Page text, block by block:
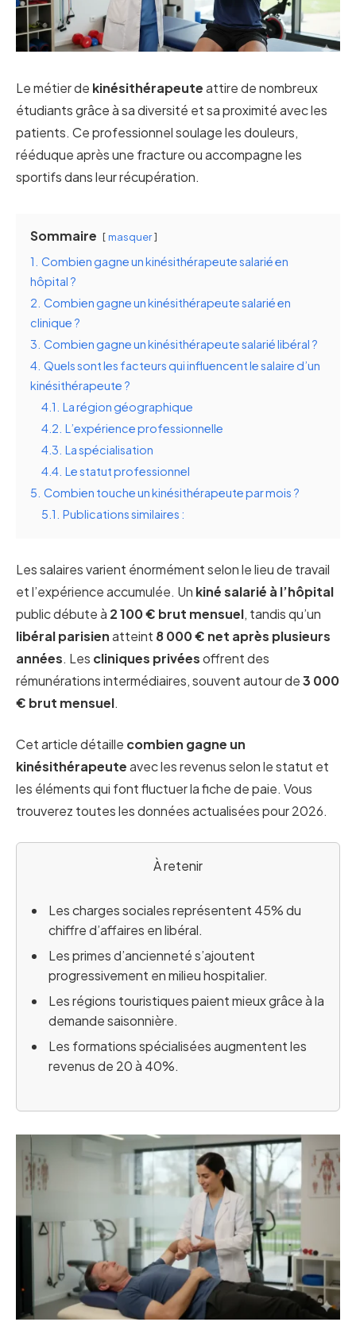
Le métier de kinésithérapeuteattire de nombreux
étudiants grâce à sa diversité et sa proximité avec les
patients. Ce professionnel soulage les douleurs,
rééduque après une fracture ou accompagne les
sportifs dans leur récupération.
Sommaire masquer
1. Combien gagne un kinésithérapeute salarié en
hôpital ?
2. Combien gagne un kinésithérapeute salarié en
clinique ?
3. Combien gagne un kinésithérapeute salarié libéral ?
4. Quels sont les facteurs qui influencent le salaire d’un
kinésithérapeute ?
4.1. La région géographique
4.2. L’expérience professionnelle
4.3. La spécialisation
4.4. Le statut professionnel
5. Combien touche un kinésithérapeute par mois ?
5.1. Publications similaires :
Les salaires varient énormément selon le lieu de travail
et l’expérience accumulée. Un kiné salarié à l’hôpital
public débute à 2 100 € brut mensuel, tandis qu’un
libéral parisienatteint 8 000 € net après plusieurs
années. Les cliniques privéesoffrent des
rémunérations intermédiaires, souvent autour de3 000
€ brut mensuel.
Cet article détaille combien gagne un
kinésithérapeuteavec les revenus selon le statut et
les éléments qui font fluctuer la fiche de paie. Vous
trouverez toutes les données actualisées pour 2026.
À retenir
Les charges sociales représentent 45% du
chiffre d’affaires en libéral.
Les primes d’ancienneté s’ajoutent
progressivement en milieu hospitalier.
Les régions touristiques paient mieux grâce à la
demande saisonnière.
Les formations spécialisées augmentent les
revenus de 20 à 40%.